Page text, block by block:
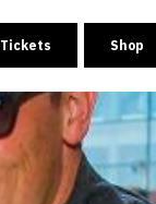
Tickets Shop